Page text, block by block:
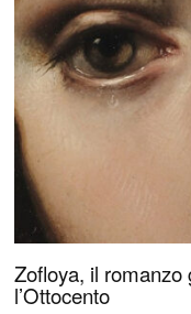
Zofloya, il romanzo
l’Ottocento